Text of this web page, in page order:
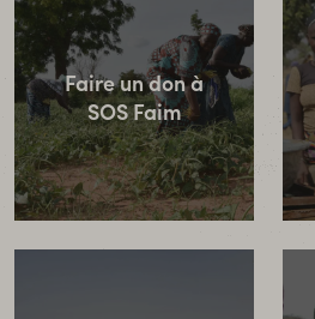
Faire un don à
SOS Faim